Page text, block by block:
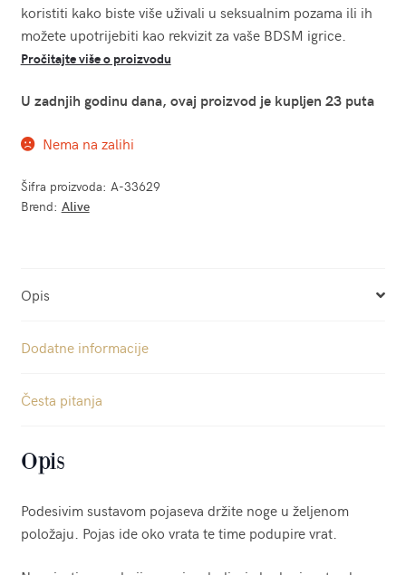
koristiti kako biste više uživali u seksualnim pozama ili ih
možete upotrijebiti kao rekvizit za vaše BDSM igrice.
Pročitajte više o proizvodu
U zadnjih godinu dana, ovaj proizvod je kupljen 23 puta
Nema na zalihi
Šifra proizvoda: A-33629
Brend: Alive
Opis
Dodatne informacije
Česta pitanja
Opis
Podesivim sustavom pojaseva držite noge u željenom
položaju. Pojas ide oko vrata te time podupire vrat.